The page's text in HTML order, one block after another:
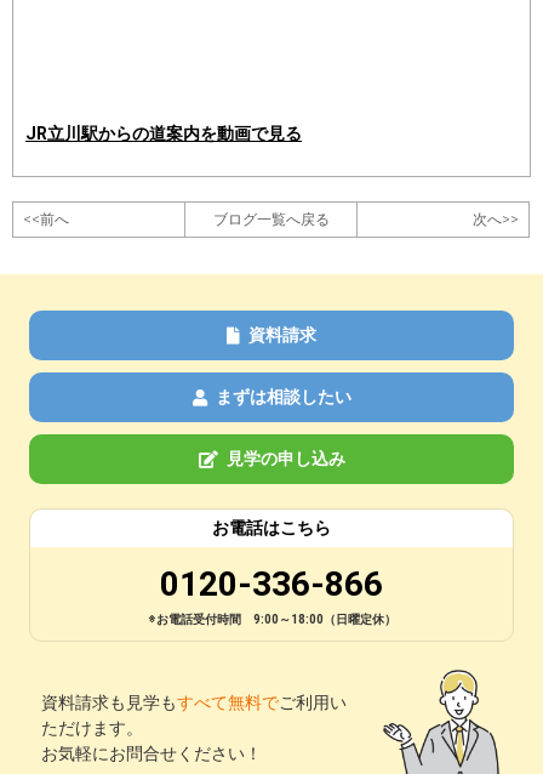
JR立川駅からの道案内を動画で見る
<<前へ ブログ一覧へ戻る 次へ>>
資料請求
まずは相談したい
見学の申し込み
お電話はこちら
0120-336-866
※お電話受付時間 9:00～18:00（日曜定休）
資料請求も見学もすべて無料でご利用い
ただけます。
お気軽にお問合せください！